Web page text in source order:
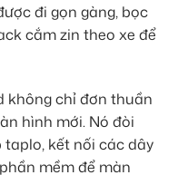
đi gọn gàng, bọc
cắm zin theo xe để
không chỉ đơn thuần
hình mới. Nó đòi
kết nối các dây
mềm để màn